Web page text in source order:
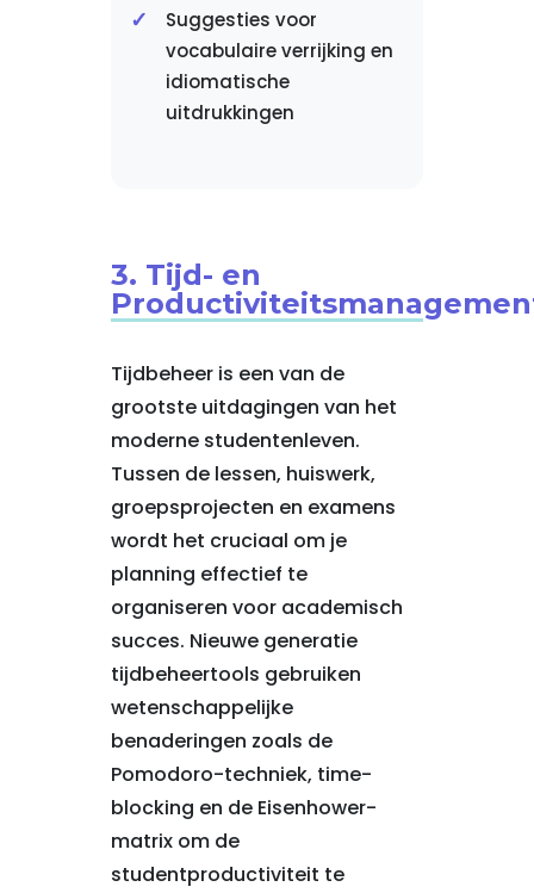
Suggesties voor
vocabulaire verrijking en
idiomatische
uitdrukkingen
3. Tijd- en
Tijdbeheer is een van de
grootste uitdagingen van het
moderne studentenleven.
Tussen de lessen, huiswerk,
groepsprojecten en examens
wordt het cruciaal om je
planning effectief te
organiseren voor academisch
succes. Nieuwe generatie
tijdbeheertools gebruiken
wetenschappelijke
benaderingen zoals de
Pomodoro-techniek, time-
blocking en de Eisenhower-
matrix om de
studentproductiviteit te